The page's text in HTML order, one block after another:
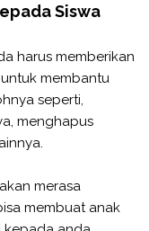
Siswa
harus memberikan
membantu
seperti,
menghapus
merasa
membuat anak